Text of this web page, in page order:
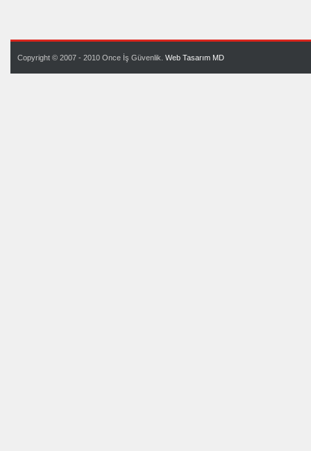
Copyright © 2007 - 2010 Once İş Güvenlik. Web Tasarım MD